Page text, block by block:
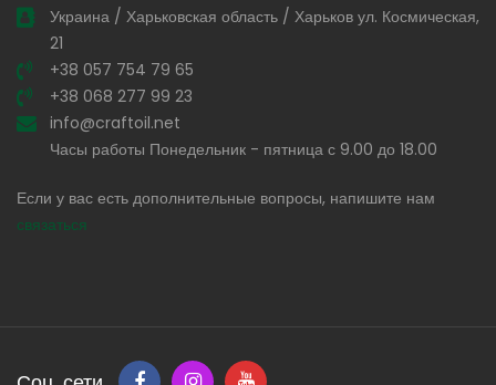
Украина / Харьковская область / Харьков ул. Космическая,
21
+38 057 754 79 65
+38 068 277 99 23
info@craftoil.net
Часы работы Понедельник - пятница с 9.00 до 18.00
Если у вас есть дополнительные вопросы, напишите нам
связаться